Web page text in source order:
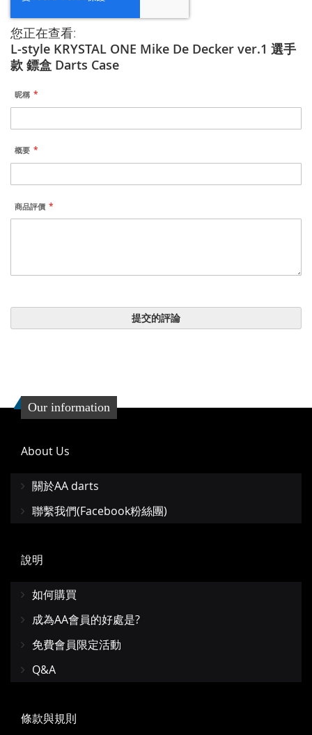
您正在查看:
L-style KRYSTAL ONE Mike De Decker ver.1 選手
款 鏢盒 Darts Case
昵稱
概要
商品評價
提交的評論
Our information
About Us
關於AA darts
聯繫我們(Facebook粉絲團)
說明
如何購買
成為AA會員的好處是?
免費會員限定活動
Q&A
條款與規則